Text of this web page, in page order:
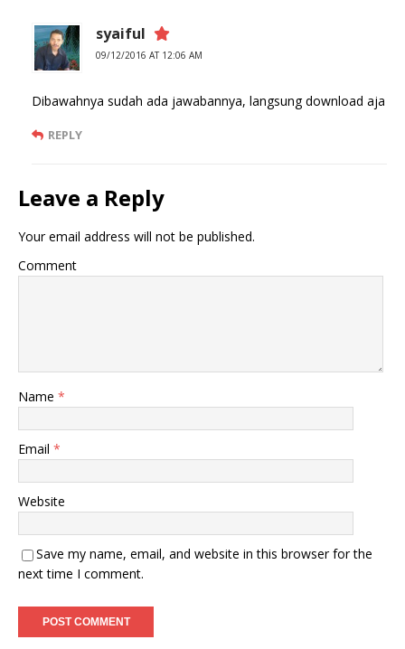
syaiful
09/12/2016 AT 12:06 AM
Dibawahnya sudah ada jawabannya, langsung download aja
REPLY
Leave a Reply
Your email address will not be published.
Comment
Name *
Email *
Website
Save my name, email, and website in this browser for the
next time I comment.